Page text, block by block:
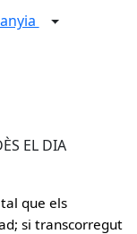
EL DIA
que els
si transcorregut